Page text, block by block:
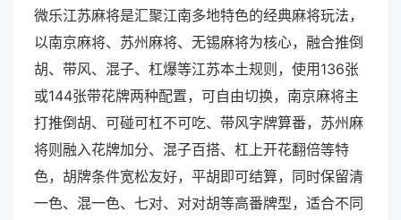
微乐江苏麻将是汇聚江南多地特色的经典麻将玩法，
以南京麻将、苏州麻将、无锡麻将为核心，融合推倒
胡、带风、混子、杠爆等江苏本土规则，使用136张
或144张带花牌两种配置，可自由切换，南京麻将主
打推倒胡、可碰可杠不可吃、带风字牌算番，苏州麻
将则融入花牌加分、混子百搭、杠上开花翻倍等特
色，胡牌条件宽松友好，平胡即可结算，同时保留清
一色、混一色、七对、对对胡等高番牌型，适合不同